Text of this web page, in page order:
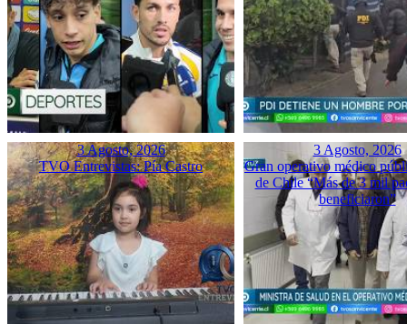
3 Agosto, 2026
TVO Entrevistas: Pía Castro
3 Agosto, 2026
Gran operativo médico
de Chile “Más de 3 mil
beneficiaron”